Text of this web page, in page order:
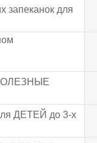
запеканок для
ДЕТЕЙ до 3-х